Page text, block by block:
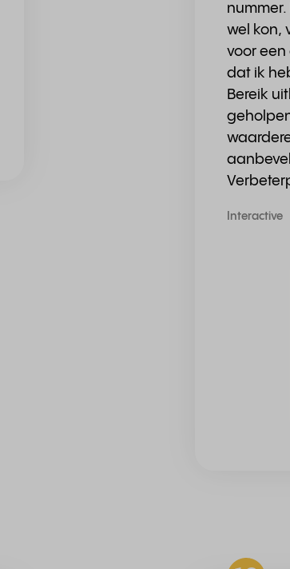
wel kon,
voor een
dat ik
Bereik
Interactive